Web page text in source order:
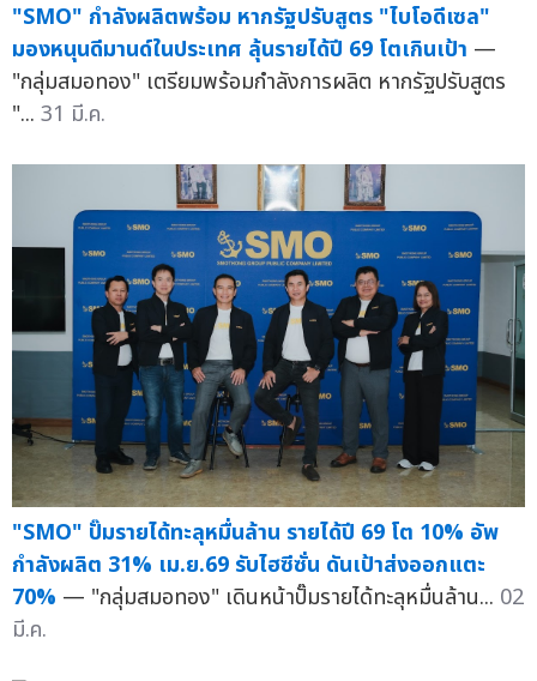
"SMO" กำลังผลิตพร้อม หากรัฐปรับสูตร "ไบโอดีเซล"
มองหนุนดีมานด์ในประเทศ ลุ้นรายได้ปี 69 โตเกินเป้า —
"กลุ่มสมอทอง" เตรียมพร้อมกำลังการผลิต หากรัฐปรับสูตร
"... 31 มี.ค.
"SMO" ปั๊มรายได้ทะลุหมื่นล้าน รายได้ปี 69 โต 10% อัพ
กำลังผลิต 31% เม.ย.69 รับไฮซีซั่น ดันเป้าส่งออกแตะ
70% — "กลุ่มสมอทอง" เดินหน้าปั๊มรายได้ทะลุหมื่นล้าน... 02
มี.ค.